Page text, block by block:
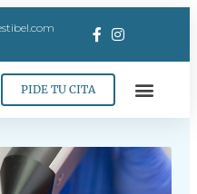
PIDE TU CITA